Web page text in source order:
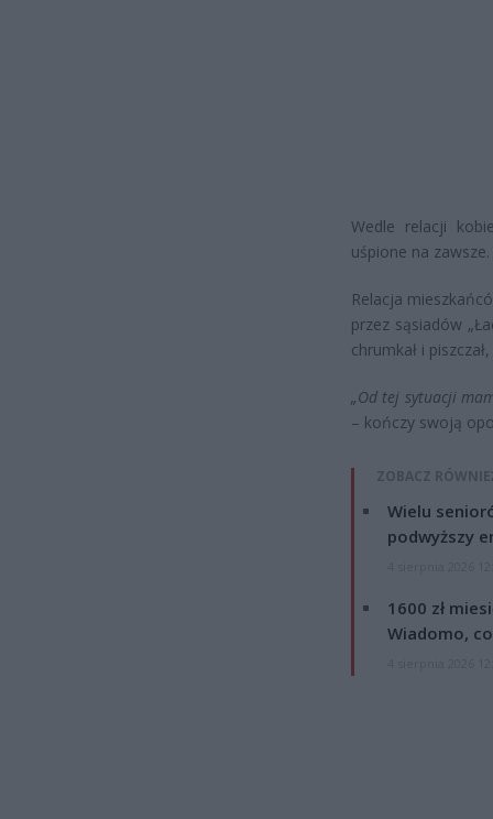
Wedle relacji
uśpione na zawsze.
Relacja
przez sąsiadów
chrumkał i
„Od tej sytuacji
– kończy swoją
ZOBACZ
Wielu
podwyższy
1600 zł
Wiadomo,